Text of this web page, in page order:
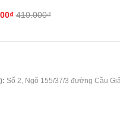
410.000₫
Số 2, Ngõ 155/37/3 đường Cầu
799.000₫
435.000₫